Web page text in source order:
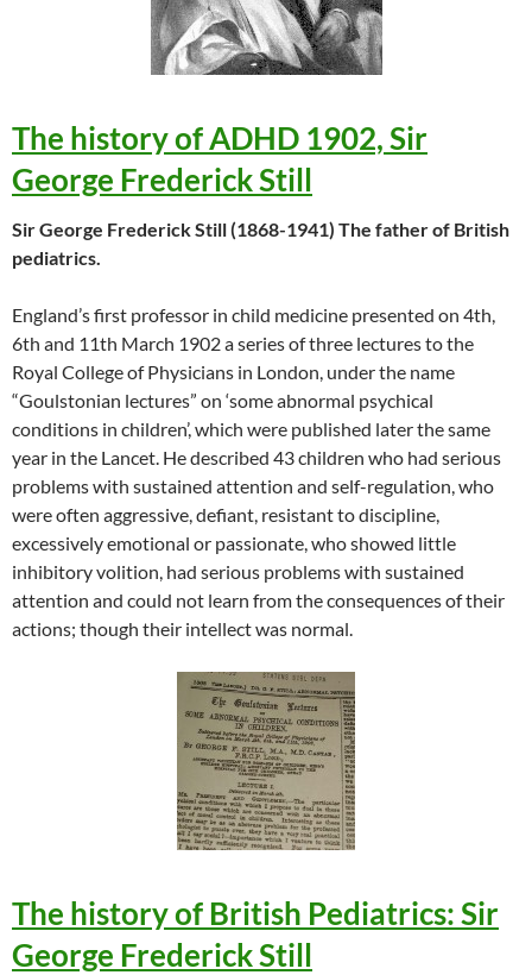
The history of ADHD 1902, Sir
George Frederick Still
Sir George Frederick Still (1868-1941) The father of British
pediatrics.
England’s first professor in child medicine presented on 4th,
6th and 11th March 1902 a series of three lectures to the
Royal College of Physicians in London, under the name
“Goulstonian lectures” on ‘some abnormal psychical
conditions in children’, which were published later the same
year in the Lancet. He described 43 children who had serious
problems with sustained attention and self-regulation, who
were often aggressive, defiant, resistant to discipline,
excessively emotional or passionate, who showed little
inhibitory volition, had serious problems with sustained
attention and could not learn from the consequences of their
actions; though their intellect was normal.
The history of British Pediatrics: Sir
George Frederick Still